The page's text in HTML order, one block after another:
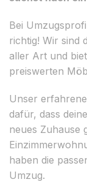
Bei
richtig! Wir sind
aller Art und
preiswerten
Unser
dafür, dass
neues Zuhause
haben die
Umzug.